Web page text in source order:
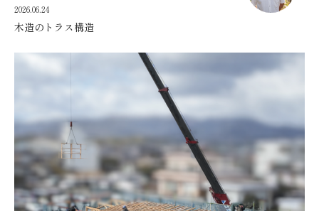
2026.06.24
木造のトラス構造